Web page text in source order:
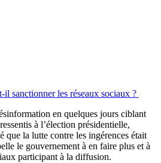
il sanctionner les réseaux sociaux ?
en quelques jours ciblant
à l’élection présidentielle,
que la lutte contre les ingérences était
le gouvernement à en faire plus et à
participant à la diffusion.